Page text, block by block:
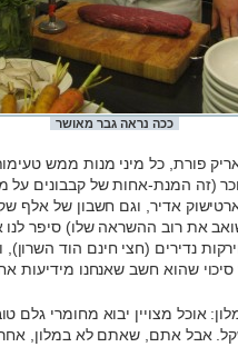
ככה נראה גבר מאושר
פורת, כל מיני מנות ממש
(זה המנת-אחות של קבבונים על
אדיר, וגם חשבון של
את רוב ההשראה שלו) סיפר לנו
נדירים (חצי חינם הוד
שהוא חשב שאנחנו מידיעות
אוכל מצויין יבוא מחומרי גלם
אבל אתם, שאתם לא במלון,